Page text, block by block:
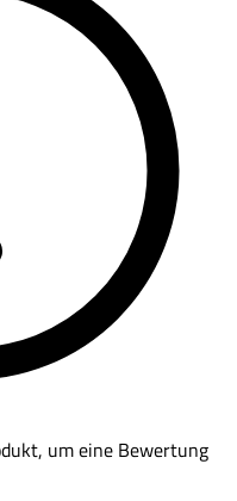
um eine Bewertung